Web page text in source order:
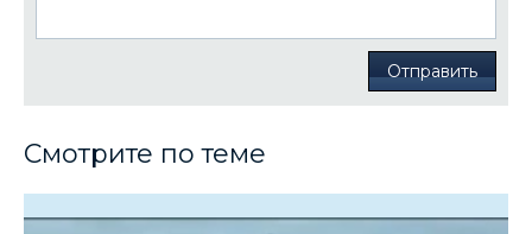
Отправить
Смотрите по теме